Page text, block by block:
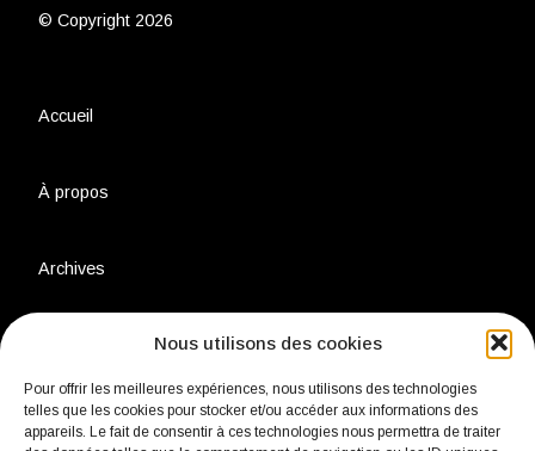
Nous utilisons des cookies
Pour offrir les meilleures expériences, nous utilisons des technologies
telles que les cookies pour stocker et/ou accéder aux informations des
appareils. Le fait de consentir à ces technologies nous permettra de traiter
© Copyright 2026
Accueil
À propos
Archives
Charte environnementale
Politique de confidentialité